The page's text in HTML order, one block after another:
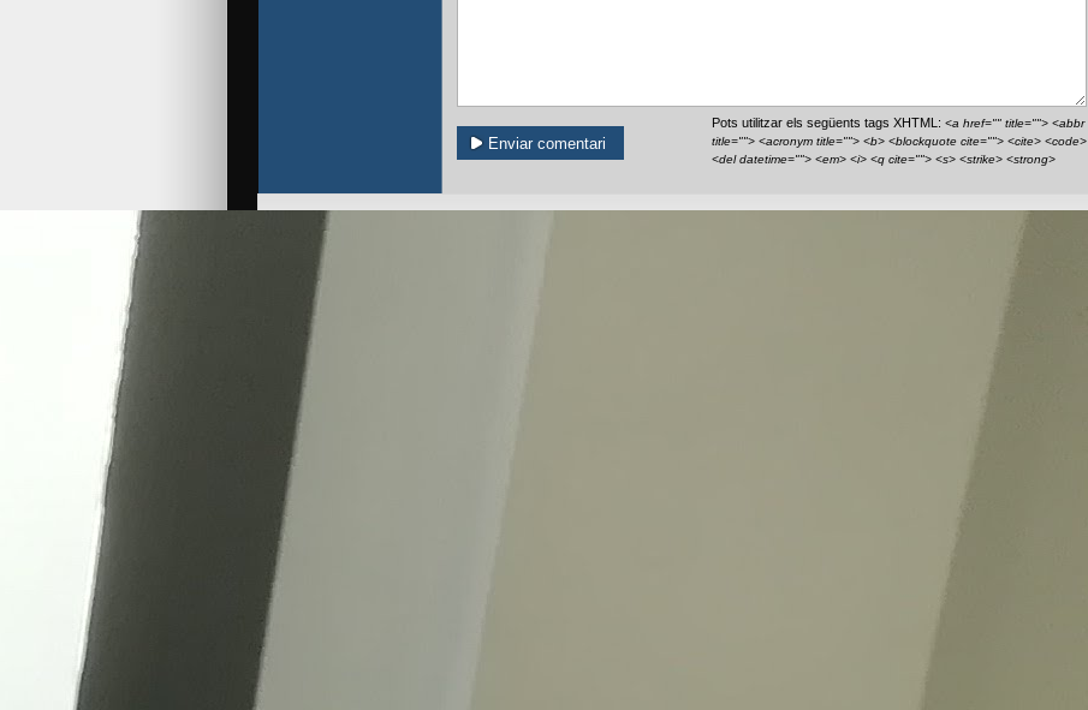
Pots utilitzar els següents tags XHTML:<a href="" title=""> <abbr
title=""> <acronym title=""> <b> <blockquote cite=""> <cite> <code>
<del datetime=""> <em> <i> <q cite=""> <s> <strike> <strong>